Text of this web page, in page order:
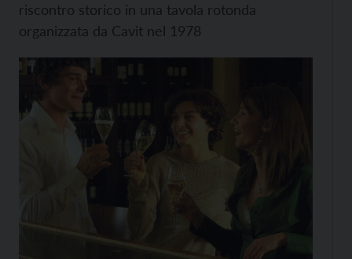
riscontro storico in una tavola rotonda
organizzata da Cavit nel 1978